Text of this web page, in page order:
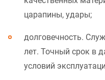
царапины, удары;
долговечность.
лет. Точный срок в
условий